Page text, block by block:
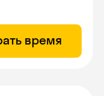
время